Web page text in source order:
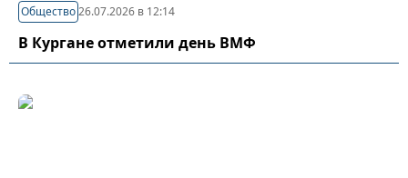
Общество26.07.2026 в 12:14
В Кургане отметили день ВМФ